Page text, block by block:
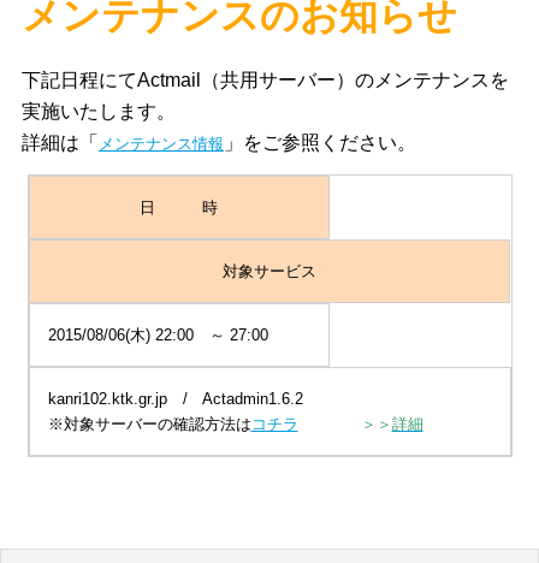
メンテナンスのお知らせ
下記日程にてActmail（共用サーバー）のメンテナンスを
実施いたします。
詳細は「 メンテナンス情報 」をご参照ください。
日 時
対象サービス
2015/08/06(木) 22:00 ～ 27:00
kanri102.ktk.gr.jp / Actadmin1.6.2
※対象サーバーの確認方法は コチラ ＞＞ 詳細